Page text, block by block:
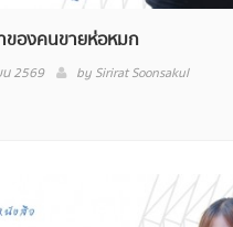
ของคนขายห่อหมก
น 2569 by Sirirat Soonsakul